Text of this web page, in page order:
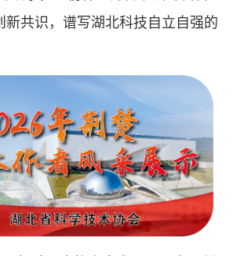
新共识，谱写湖北科技自立自强的